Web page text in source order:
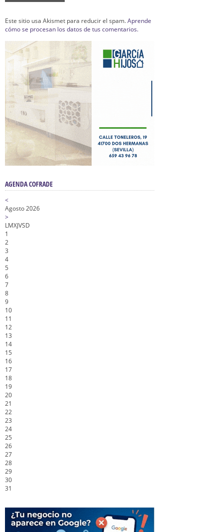
Este sitio usa Akismet para reducir el spam.Aprende
cómo se procesan los datos de tus comentarios.
AGENDA COFRADE
<
Agosto 2026
>
LMXJVSD
1
2
3
4
5
6
7
8
9
10
11
12
13
14
15
16
17
18
19
20
21
22
23
24
25
26
27
28
29
30
31